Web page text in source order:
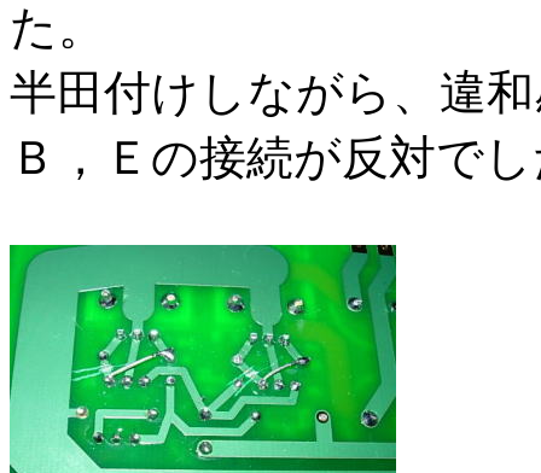
た。
半田付けしながら、違
Ｂ，Ｅの接続が反対で